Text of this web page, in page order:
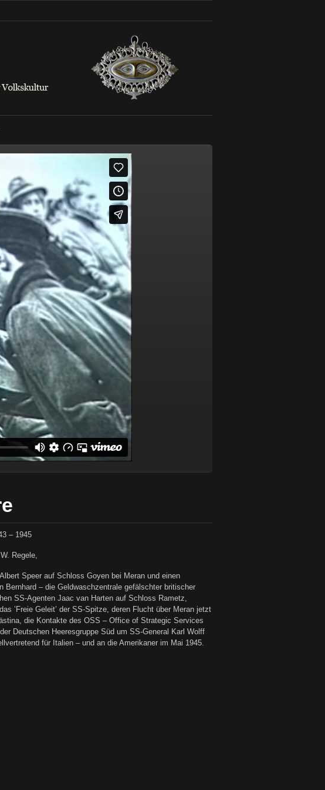
– 1945
Regele,
Speer auf Schloss Goyen bei Meran und einen
– die Geldwaschzentrale gefälschter britischer
SS-Agenten Jaac van Harten auf Schloss Rametz,
’Freie Geleit’ der SS-Spitze, deren Flucht über Meran jetzt
die Kontakte des OSS – Office of Strategic Services
Deutschen Heeresgruppe Süd um SS-General Karl Wolff
für Italien – und an die Amerikaner im Mai 1945.